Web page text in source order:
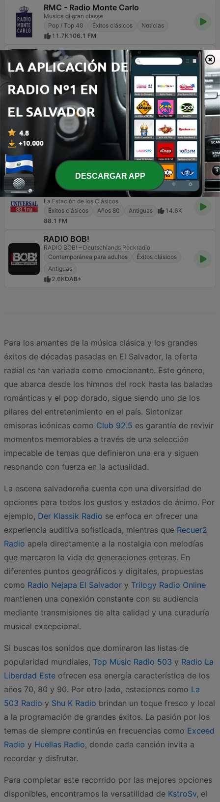
RMC - Radio Monte Carlo
Musica di gran classe
Pop / Top 40
Éxitos clásicos
Noticias
11.7K106.1 FM
Gold Radio UK
The Greatest Hits Of All Time
Éxitos clásicos
Antiguas DAB
Alpha FM 101.7
Estilo em sintonia com você.
Contemporánea para adultos
Éxitos clásicos
Noticias
41K101.7 FM
Radio Baingan
Éxitos clásicos Bollywood Años 90
3.8K
Online
Universal 88.1 FM
La Estación de los Clásicos
Éxitos clásicos
Años 80 Antiguas
14.6K
88.1 FM
RADIO BOB!
RADIO BOB! – Deutschlands Rockradio
Contemporánea para adultos
Éxitos clásicos
Antiguas
2.6KDAB+
Para los amantes de la música clásica y los grandes
éxitos de décadas pasadas en El Salvador, la oferta
radial es tan variada como emocionante. Este género,
que abarca desde los himnos del rock hasta las baladas
románticas y el pop dorado, sigue siendo uno de los
pilares del entretenimiento en el país. Sintonizar
emisoras icónicas como Club 92.5 es garantía de revivir
momentos memorables a través de una selección
impecable de temas que definieron una era y siguen
resonando con fuerza en la actualidad.
La escena salvadoreña cuenta con una diversidad de
opciones para todos los gustos y estados de ánimo. Por
ejemplo, Der Klassik Radio se enfoca en ofrecer una
experiencia auditiva sofisticada, mientras que Recuer2
Radio apela directamente a la nostalgia con melodías
que marcaron la vida de generaciones enteras. En
diferentes puntos geográficos y digitales, propuestas
como Radio Nejapa El Salvador y Trilogy Radio Online
mantienen una conexión constante con su audiencia
mediante transmisiones de alta calidad y una curaduría
musical excepcional.
Si buscas los sonidos que dominaron las listas de
popularidad mundiales, Top Music Radio 503 y Radio La
Liberdad Este ofrecen esa energía característica de los
años 70, 80 y 90. Por otro lado, estaciones como La
503 Radio y Shu K Radio brindan un toque fresco y local
a la programación de grandes éxitos. La pasión por los
temas de siempre continúa en frecuencias como Exceed
Radio y Huellas Radio, donde cada canción invita a
recordar y disfrutar.
Para completar este recorrido por las mejores opciones
disponibles, encontramos la versatilidad de KstroSv, el
DESCARGAR APP